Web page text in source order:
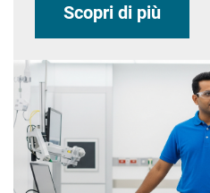
Scopri di più